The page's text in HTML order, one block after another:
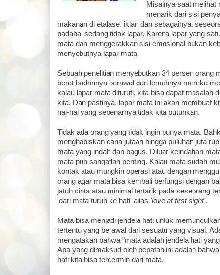
Misalnya saat melihat
menarik dari sisi
makanan di etalase, iklan dan sebagainya,
padahal sedang tidak lapar. Karena lapar yang
mata dan menggerakkan sisi emosional bukan
menyebutnya lapar mata.
Sebuah penelitian menyebutkan 34 persen orang
berat badannya berawal dari lemahnya mereka
kalau lapar mata dituruti, kita bisa dapat masalah
kita. Dan pastinya, lapar mata ini akan membuat
hal-hal yang sebenarnya tidak kita butuhkan.
Tidak ada orang yang tidak ingin punya mata.
menghabiskan dana jutaan hingga puluhan juta
mata yang indah dan bagus. Diluar keindahan
mata pun sangatlah penting. Kalau mata sudah
kontak atau mungkin operasi atau dengan
orang agar mata bisa kembali berfungsi dengan
jatuh cinta atau minimal tertarik pada seseorang
'dari mata turun ke hati' alias 'love at first sight'.
Mata bisa menjadi jendela hati untuk
tertentu yang berawal dari sesuatu yang visual.
mengatakan bahwa "mata adalah jendela hati
Apa yang dimaksud oleh pepatah ini adalah
hati kita bisa tercermin dari mata.